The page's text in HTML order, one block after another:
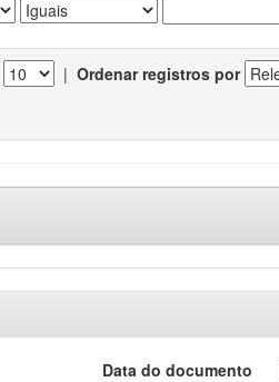
| Ordenar registros por
Data do documento